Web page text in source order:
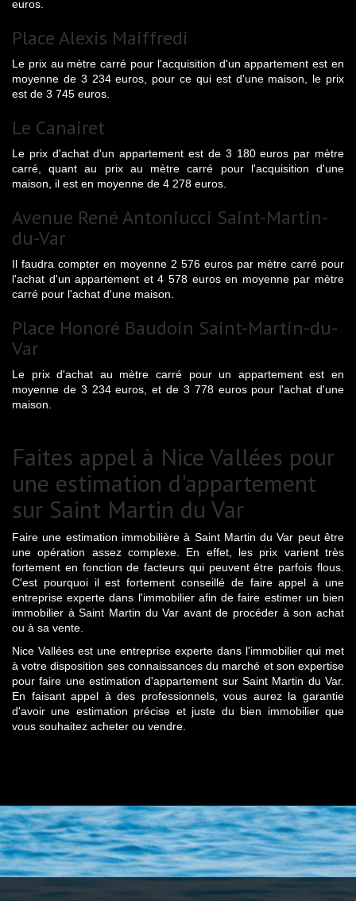
euros.
Place Alexis Maiffredi
Le prix au mètre carré pour l'acquisition d'un appartement est en
moyenne de 3 234 euros, pour ce qui est d'une maison, le prix
est de 3 745 euros.
Le Canairet
Le prix d'achat d'un appartement est de 3 180 euros par mètre
carré, quant au prix au mètre carré pour l'acquisition d'une
maison, il est en moyenne de 4 278 euros.
Avenue René Antoniucci Saint-Martin-
du-Var
Il faudra compter en moyenne 2 576 euros par mètre carré pour
l'achat d'un appartement et 4 578 euros en moyenne par mètre
carré pour l'achat d'une maison.
Place Honoré Baudoin Saint-Martin-du-
Var
Le prix d'achat au mètre carré pour un appartement est en
moyenne de 3 234 euros, et de 3 778 euros pour l'achat d'une
maison.
Faites appel à Nice Vallées pour
une estimation d'appartement
sur Saint Martin du Var
Faire une estimation immobilière à Saint Martin du Var peut être
une opération assez complexe. En effet, les prix varient très
fortement en fonction de facteurs qui peuvent être parfois flous.
C'est pourquoi il est fortement conseillé de faire appel à une
entreprise experte dans l'immobilier afin de faire estimer un bien
immobilier à Saint Martin du Var avant de procéder à son achat
ou à sa vente.
Nice Vallées est une entreprise experte dans l'immobilier qui met
à votre disposition ses connaissances du marché et son expertise
pour faire une estimation d'appartement sur Saint Martin du Var.
En faisant appel à des professionnels, vous aurez la garantie
d'avoir une estimation précise et juste du bien immobilier que
vous souhaitez acheter ou vendre.